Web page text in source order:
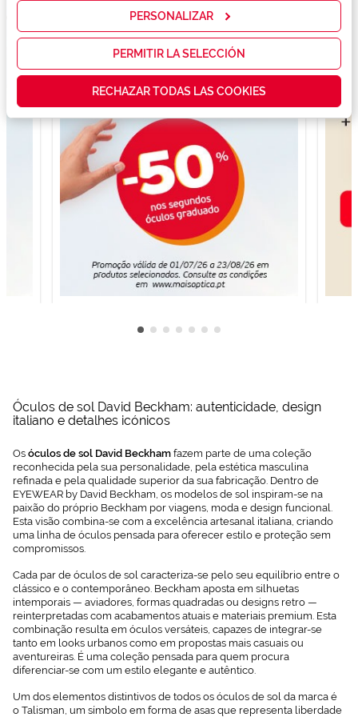
las
que realmente
contenidos
personalizados
para ti gracias
a un perfil
elaborado a
partir de tus
hábitos de
navegación
consultar más
PERSONALIZAR
PERMITIR LA SELECCIÓN
RECHAZAR TODAS LAS COOKIES
Óculos de sol David Beckham: autenticidade, design
italiano e detalhes icónicos
Os óculos de sol David Beckham fazem parte de uma coleção
reconhecida pela sua personalidade, pela estética masculina
refinada e pela qualidade superior da sua fabricação. Dentro de
EYEWEAR by David Beckham, os modelos de sol inspiram-se na
paixão do próprio Beckham por viagens, moda e design funcional.
Esta visão combina-se com a excelência artesanal italiana, criando
uma linha de óculos pensada para oferecer estilo e proteção sem
compromissos.
Cada par de óculos de sol caracteriza-se pelo seu equilíbrio entre o
clássico e o contemporâneo. Beckham aposta em silhuetas
intemporais — aviadores, formas quadradas ou designs retro —
reinterpretadas com acabamentos atuais e materiais premium. Esta
combinação resulta em óculos versáteis, capazes de integrar-se
tanto em looks urbanos como em propostas mais casuais ou
aventureiras. É uma coleção pensada para quem procura
diferenciar-se com um estilo elegante e autêntico.
Um dos elementos distintivos de todos os óculos de sol da marca é
o Talisman, um símbolo em forma de asas que representa liberdade